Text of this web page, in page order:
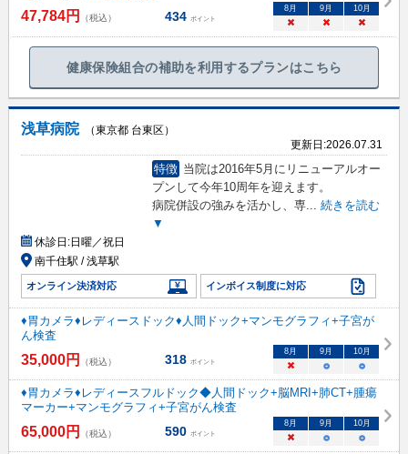
47,784円 （税込） 434 ポイント
8 月 9 月 10月
× × ×
健康保険組合の補助を利用するプランはこちら
浅草病院
（東京都 台東区）
更新日:2026.07.31
特徴 当院は2016年5月にリニューアルオー
プンして今年10周年を迎えます。
病院併設の強みを活かし、専... 続きを読む
▼
休診日:日曜／祝日
南千住駅 / 浅草駅
オンライン決済対応 インボイス制度に対応
♦胃カメラ♦レディースドック♦人間ドック+マンモグラフィ+子宮が
ん検査
35,000円 （税込） 318 ポイント
8月 9月 10月
× ○ ○
♦胃カメラ♦レディースフルドック◆人間ドック+脳MRI+肺CT+腫瘍
マーカー+マンモグラフィ+子宮がん検査
65,000円 （税込） 590 ポイント
8月 9月 10月
× ○ ○